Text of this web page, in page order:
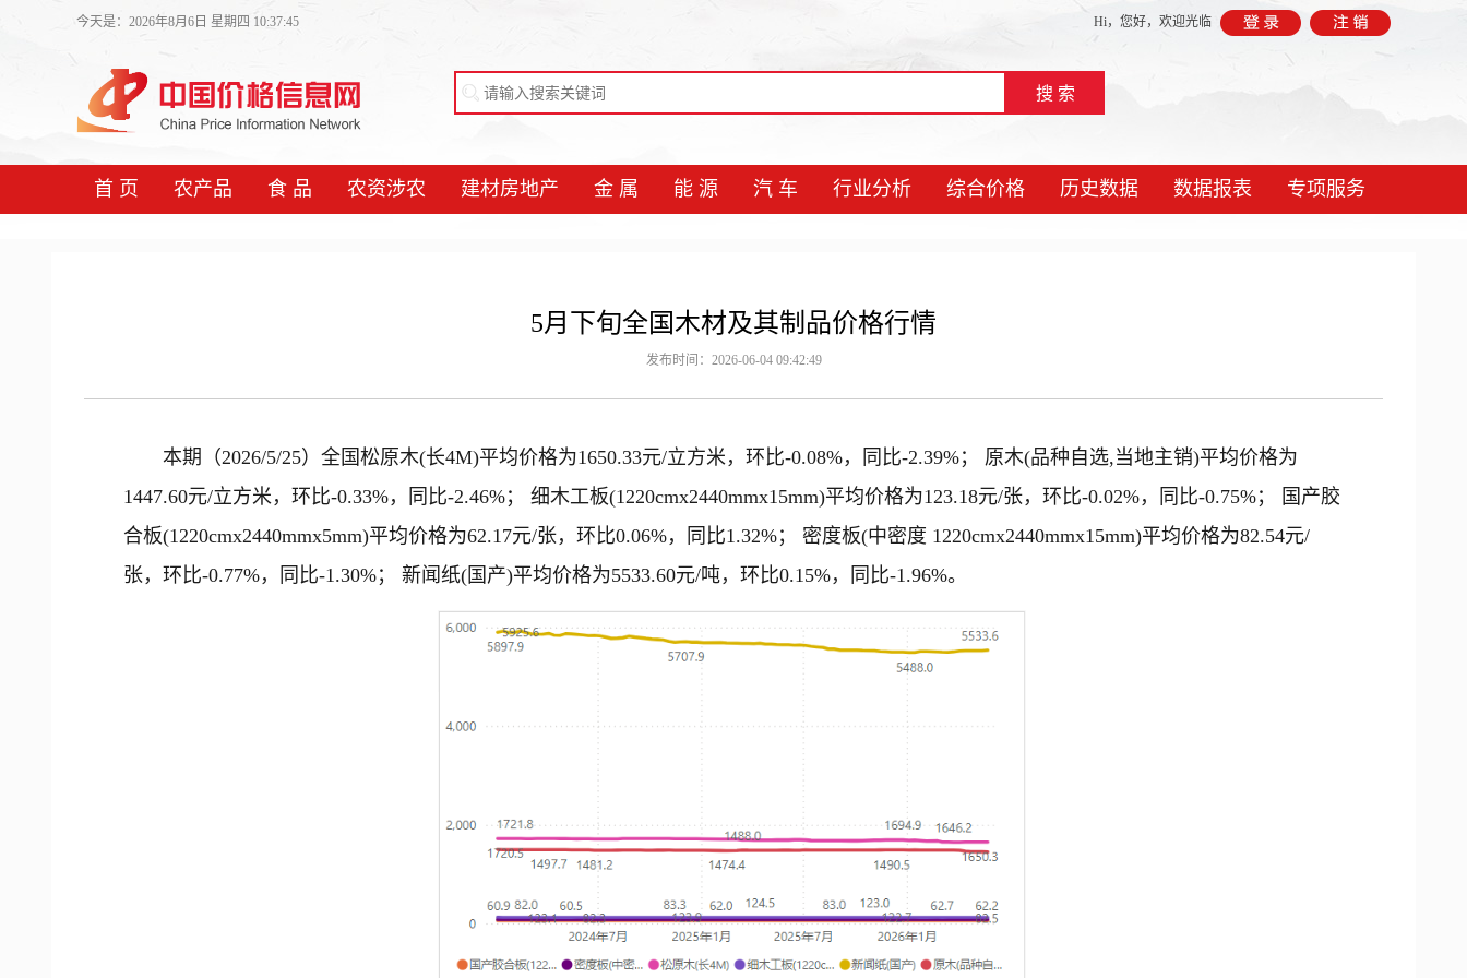
今天是：2026年8月6日 星期四 10:37:45 Hi， 您好，欢迎光临
首 页 农产品 食 品 农资涉农 建材房地产 金 属 能 源 汽 车 行业分析 综合价格 历史数据 数据报表 专项服务
5月下旬全国木材及其制品价格行情
发布时间：2026-06-04 09:42:49
本期（2026/5/25）全国松原木(长4M)平均价格为1650.33元/立方米，环比-0.08%，同比-2.39%； 原木(品种自选,当地主销)平均价格为
1447.60元/立方米，环比-0.33%，同比-2.46%； 细木工板(1220cmx2440mmx15mm)平均价格为123.18元/张，环比-0.02%，同比-0.75%； 国产胶
合板(1220cmx2440mmx5mm)平均价格为62.17元/张，环比0.06%，同比1.32%； 密度板(中密度 1220cmx2440mmx15mm)平均价格为82.54元/
张，环比-0.77%，同比-1.30%； 新闻纸(国产)平均价格为5533.60元/吨，环比0.15%，同比-1.96%。